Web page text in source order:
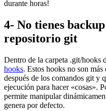
durante horas!
4- No tienes
repositorio git
Dentro de la carpeta .git/hooks
hooks. Estos hooks no son más
después de los comandos git y
ejecución para hacer «cosas».
permite manipular
genera por defecto.